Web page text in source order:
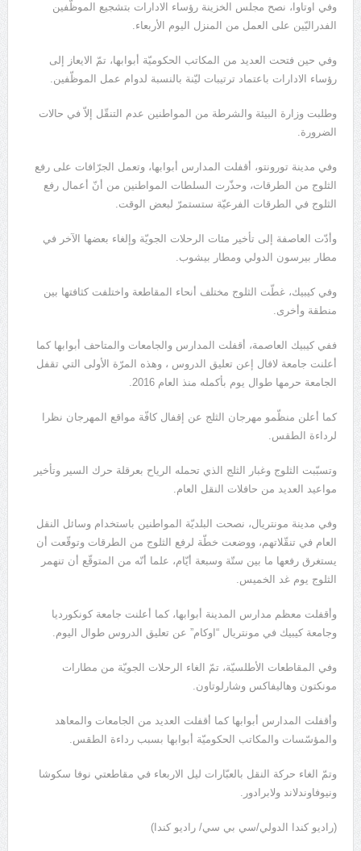
وفي اوتاوا، نصح مجلس الخزينة رؤساء الادارات بتشجيع الموظّفين
الفدراليّين على العمل من المنزل اليوم الأربعاء.
وفي حين فتحت العديد من المكاتب الحكوميّة أبوابها، تمّ الايعاز إلى
رؤساء الادارات باعتماد ترتيبات ليّنة بالنسبة لدوام عمل الموظّفين.
وطلبت وزارة البيئة والشرطة من المواطنين عدم التنقّل إلاّ في حالات
الضرورة.
وفي مدينة تورونتو، أقفلت المدارس أبوابها، وتعمل الجرّافات على رفع
الثلوج من الطرقات، وحذّرت السلطات المواطنين من أنّ أعمال رفع
الثلوج في الطرقات الفرعيّة ستستمرّ لبعض الوقت.
وأدّت العاصفة إلى تأخير مئات الرحلات الجويّة وإلغاء بعضها الآخر في
مطار بيرسون الدولي ومطار بيشوب.
وفي كيبيك، غطّت الثلوج مختلف أنحاء المقاطعة واختلفت كثافتها بين
منطقة وأخرى.
ففي كيبيك العاصمة، أقفلت المدارس والجامعات والمتاحف أبوابها كما
أعلنت جامعة لافال إعن تعليق الدروس ، وهذه المرّة الأولى التي تقفل
الجامعة حرمها طوال يوم بأكمله منذ العام 2016.
كما أعلن منظّمو مهرجان الثلج عن إقفال كافّة مواقع المهرجان نظرا
لرداءة الطقس.
وتسبّبت الثلوج وغبار الثلج الذي تحمله الرياح بعرقلة حرك السير وتأخير
مواعيد العديد من حافلات النقل العام.
وفي مدينة مونتريال، نصحت البلديّة المواطنين باستخدام وسائل النقل
العام في تنقّلاتهم، ووضعت خطّة لرفع الثلوج من الطرقات وتوقّعت أن
يستغرق رفعها ما بين ستّة وسبعة أيّام، علما أنّه من المتوقّع أن تنهمر
الثلوج يوم غد الخميس.
وأقفلت معظم مدارس المدينة أبوابها، كما أعلنت جامعة كونكورديا
وجامعة كيبيك في مونتريال “اوكام” عن تعليق الدروس طوال اليوم.
وفي المقاطعات الأطلسيّة، تمّ الغاء الرحلات الجويّة من مطارات
مونكتون وهاليفاكس وشارلوتاون.
وأقفلت المدارس أبوابها كما أقفلت العديد من الجامعات والمعاهد
والمؤسّسات والمكاتب الحكوميّة أبوابها بسبب رداءة الطقس.
وتمّ الغاء حركة النقل بالعبّارات ليل الاربعاء في مقاطعتي نوفا سكوشا
ونيوفاوندلاند ولابرادور.
(راديو كندا الدولي/سي بي سي/ راديو كندا)